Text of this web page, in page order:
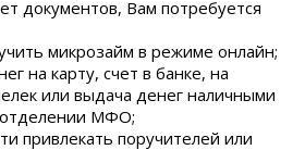
документов, Вам потребуется
микрозайм в режиме онлайн;
на карту, счет в банке, на
или выдача денег наличными
отделении МФО;
привлекать поручителей или